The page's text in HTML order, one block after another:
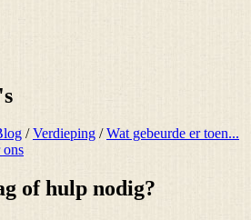
/Verdieping /Wat gebeurde er toen...
of hulp nodig?